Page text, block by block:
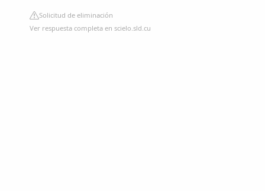
Solicitud de eliminación
Ver respuesta completa en scielo.sld.cu